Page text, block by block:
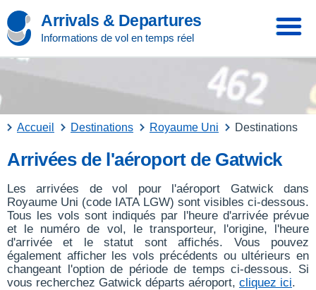
Arrivals & Departures
Informations de vol en temps réel
Accueil Destinations Royaume Uni Destinations
Arrivées de l'aéroport de Gatwick
Les arrivées de vol pour l'aéroport Gatwick dans
Royaume Uni (code IATA LGW) sont visibles ci-dessous.
Tous les vols sont indiqués par l'heure d'arrivée prévue
et le numéro de vol, le transporteur, l'origine, l'heure
d'arrivée et le statut sont affichés. Vous pouvez
également afficher les vols précédents ou ultérieurs en
changeant l'option de période de temps ci-dessous. Si
vous recherchez Gatwick départs aéroport, cliquez ici.